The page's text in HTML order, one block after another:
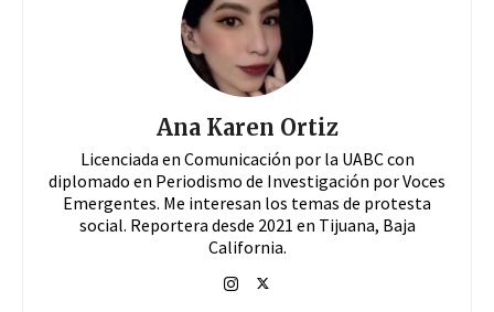
Ana Karen Ortiz
Licenciada en Comunicación por la UABC con
diplomado en Periodismo de Investigación por Voces
Emergentes. Me interesan los temas de protesta
social. Reportera desde 2021 en Tijuana, Baja
California.